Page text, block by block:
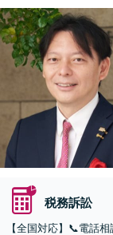
税務訴訟
【全国対応】📞電話